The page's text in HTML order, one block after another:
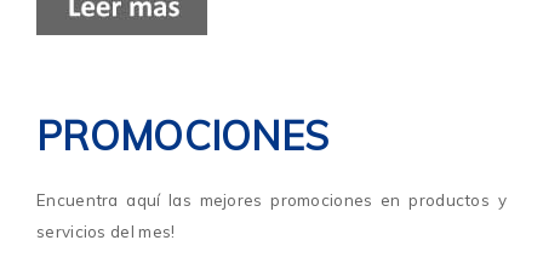
PROMOCIONES
Encuentra aquí las mejores promociones en productos y
servicios del mes!